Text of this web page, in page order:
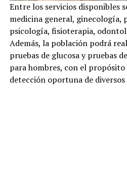
Entre los servicios disponibles
medicina general,
psicología, fisioterapia,
Además, la población podrá
pruebas de glucosa y pruebas
para hombres, con el
detección oportuna de